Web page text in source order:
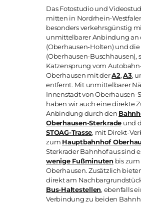
Das Fotostudio und
mitten in Nordrhein-
besonders verkehrsgünstig
unmittelbarer Anbindung an
(Oberhausen-Holten) und die
(Oberhausen-Buschhausen),
Katzensprung vom
Oberhausen mit derA2,A3,
entfernt. Mit unmittelbarer
Innenstadt von Oberhausen-
haben wir auch eine direkte
Anbindung durch den
Oberhausen-Sterkrade und
STOAG-Trasse, mit Direkt-
zum Hauptbahnhof
Sterkrader Bahnhof aus sind
wenige Fußminuten bis
Oberhausen. Zusätzlich
direkt am
Bus-Haltestellen, ebenfalls
Verbindung zu beiden